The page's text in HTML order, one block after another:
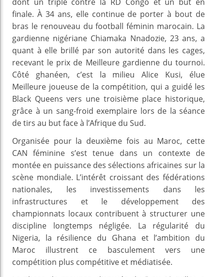
finale. À 34 ans, elle continue de porter à bout de
bras le renouveau du football féminin marocain. La
gardienne nigériane Chiamaka Nnadozie, 23 ans, a
quant à elle brillé par son autorité dans les cages,
recevant le prix de Meilleure gardienne du tournoi.
Côté ghanéen, c’est la milieu Alice Kusi, élue
Meilleure joueuse de la compétition, qui a guidé les
Black Queens vers une troisième place historique,
grâce à un sang-froid exemplaire lors de la séance
de tirs au but face à l’Afrique du Sud.
Organisée pour la deuxième fois au Maroc, cette
CAN féminine s’est tenue dans un contexte de
montée en puissance des sélections africaines sur la
scène mondiale. L’intérêt croissant des fédérations
nationales, les investissements dans les
infrastructures et le développement des
championnats locaux contribuent à structurer une
discipline longtemps négligée. La régularité du
Nigeria, la résilience du Ghana et l’ambition du
Maroc illustrent ce basculement vers une
compétition plus compétitive et médiatisée.